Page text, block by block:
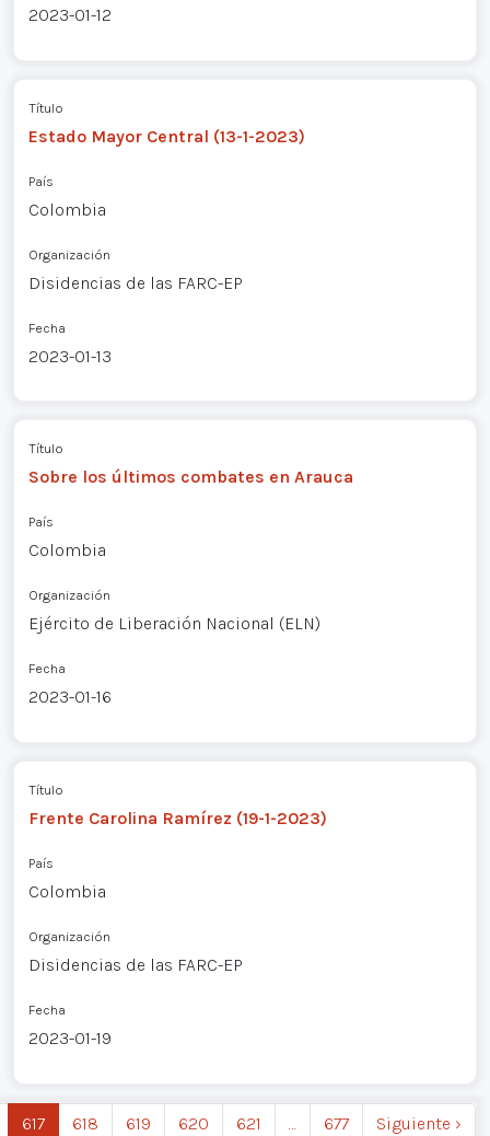
2023-01-12
Título
Estado Mayor Central (13-1-2023)
País
Colombia
Organización
Disidencias de las FARC-EP
Fecha
2023-01-13
Título
Sobre los últimos combates en Arauca
País
Colombia
Organización
Ejército de Liberación Nacional (ELN)
Fecha
2023-01-16
Título
Frente Carolina Ramírez (19-1-2023)
País
Colombia
Organización
Disidencias de las FARC-EP
Fecha
2023-01-19
617 618 619 620 621 677 Siguiente ›